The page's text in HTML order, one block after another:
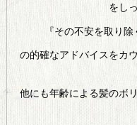
をし
『その不安を取り
の的確なアドバイスをカ
他にも年齢による髪のボ